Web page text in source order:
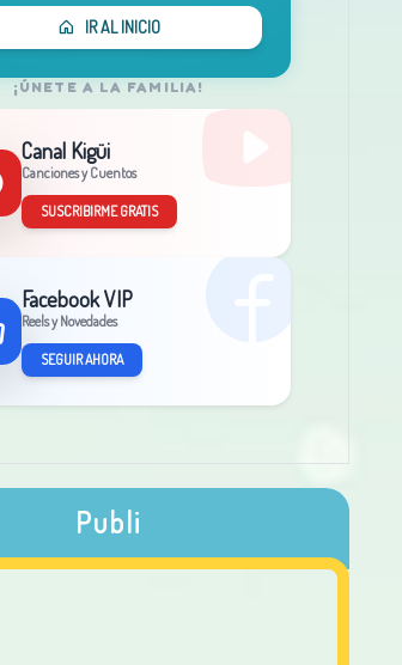
IR AL INICIO
¡ÚNETE A LA FAMILIA!
Canal Kigüi
Canciones y Cuentos
SUSCRIBIRME GRATIS
Facebook VIP
Reels y Novedades
SEGUIR AHORA
Publi